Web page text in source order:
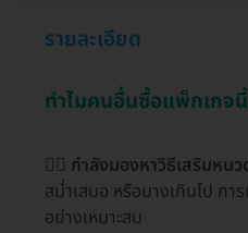
รายละเอียด
ทำไมคนอื่นซื้อแพ็กเกจ
🧔‍♂️ กำลังมองหาวิธีเสริมหน
สม่ำเสมอ หรือบางเกินไป ก
อย่างเหมาะสม